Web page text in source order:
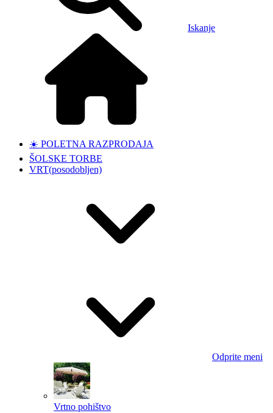
Iskanje
☀️ POLETNA RAZPRODAJA
ŠOLSKE TORBE
VRT(posodobljen)
Odprite meni
Vrtno pohištvo